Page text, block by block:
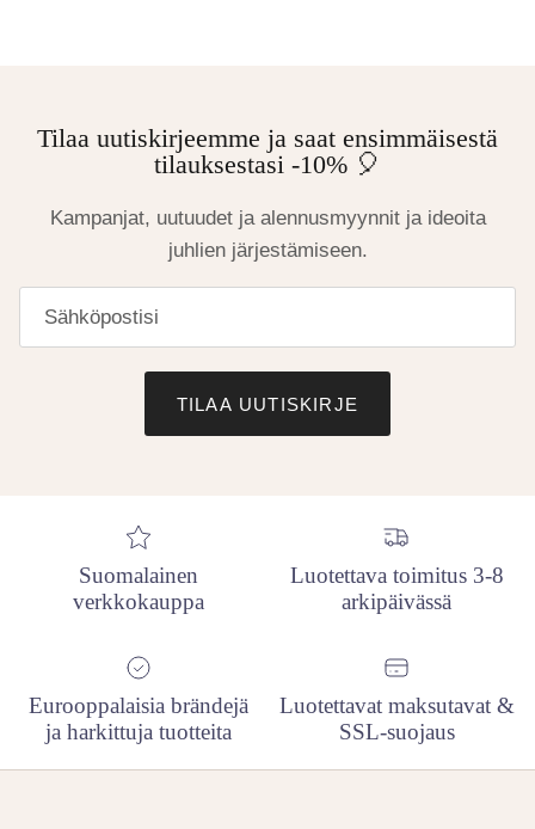
Tilaa uutiskirjeemme ja saat ensimmäisestä
tilauksestasi -10% 🎈
Kampanjat, uutuudet ja alennusmyynnit ja ideoita
juhlien järjestämiseen.
TILAA UUTISKIRJE
Suomalainen
verkkokauppa
Luotettava toimitus 3-8
arkipäivässä
Eurooppalaisia brändejä
ja harkittuja tuotteita
Luotettavat maksutavat &
SSL-suojaus